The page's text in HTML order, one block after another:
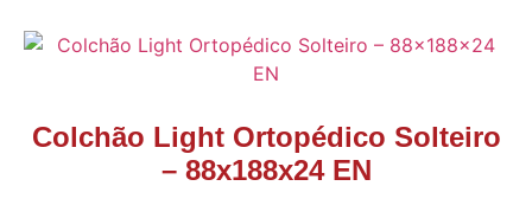
Colchão Light Ortopédico Solteiro
– 88x188x24 EN